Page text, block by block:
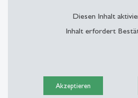
Diesen Inhalt
Inhalt erfordert
Akzeptieren